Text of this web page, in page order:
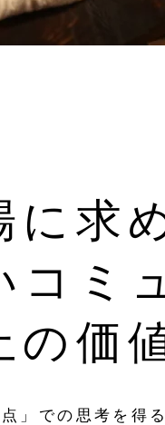
に求
コミ
の価
」での思考を得